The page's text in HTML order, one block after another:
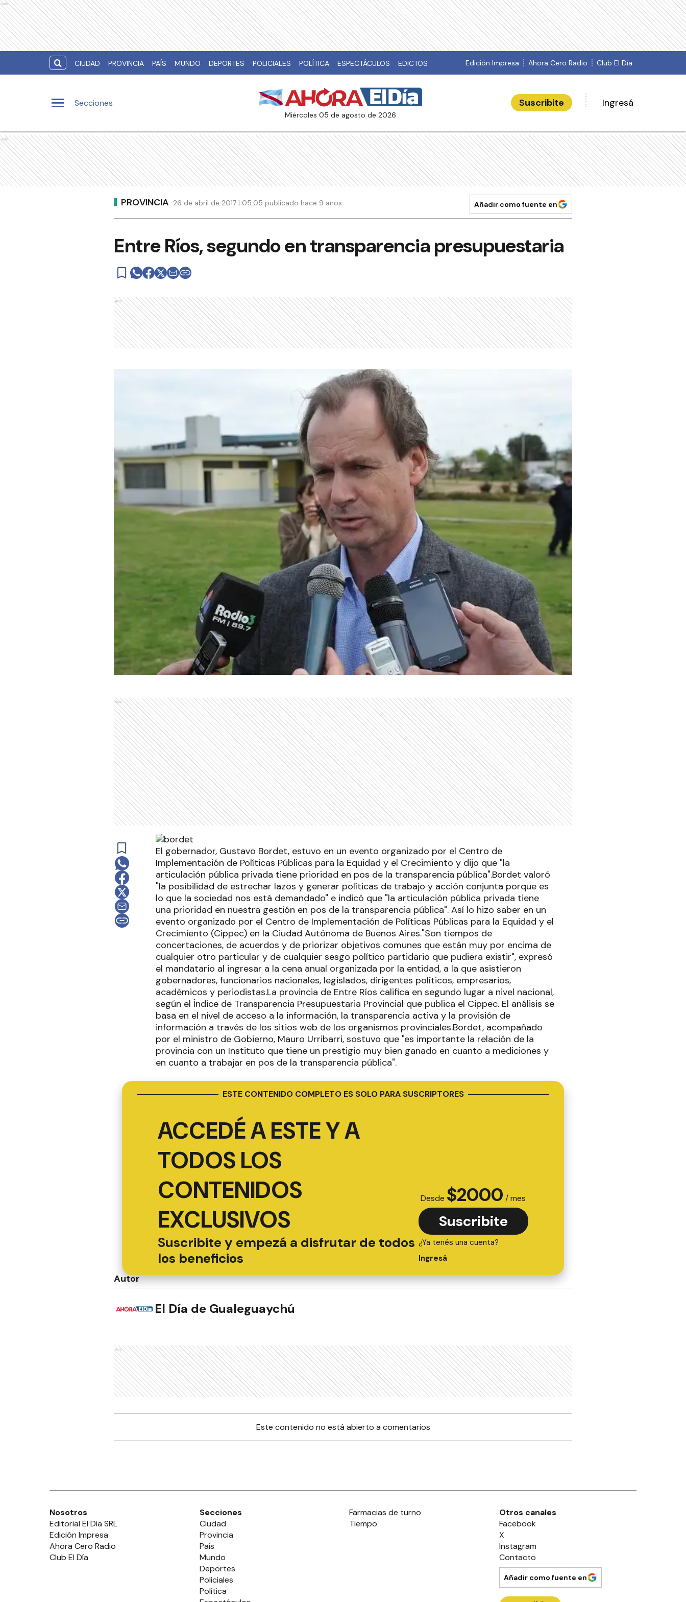
Ads
CIUDAD PROVINCIA PAÍS MUNDO DEPORTES POLICIALES POLÍTICA ESPECTÁCULOS EDICTOS Edición Impresa Ahora Cero Radio Club El Día
Secciones
miércoles 05 de agosto de 2026
Suscribite Ingresá
Ads
PROVINCIA 26 de abril de 2017 | 05:05 publicado hace 9 años Añadir como fuente en
Entre Ríos, segundo en transparencia presupuestaria
Ads
Ads
El gobernador, Gustavo Bordet, estuvo en un evento organizado por el Centro de
Implementación de Políticas Públicas para la Equidad y el Crecimiento y dijo que "la
articulación pública privada tiene prioridad en pos de la transparencia pública".Bordet valoró
"la posibilidad de estrechar lazos y generar políticas de trabajo y acción conjunta porque es
lo que la sociedad nos está demandado" e indicó que "la articulación pública privada tiene
una prioridad en nuestra gestión en pos de la transparencia pública". Así lo hizo saber en un
evento organizado por el Centro de Implementación de Políticas Públicas para la Equidad y el
Crecimiento (Cippec) en la Ciudad Autónoma de Buenos Aires."Son tiempos de
concertaciones, de acuerdos y de priorizar objetivos comunes que están muy por encima de
cualquier otro particular y de cualquier sesgo político partidario que pudiera existir", expresó
el mandatario al ingresar a la cena anual organizada por la entidad, a la que asistieron
gobernadores, funcionarios nacionales, legislados, dirigentes políticos, empresarios,
académicos y periodistas.La provincia de Entre Ríos califica en segundo lugar a nivel nacional,
según el Índice de Transparencia Presupuestaria Provincial que publica el Cippec. El análisis se
basa en el nivel de acceso a la información, la transparencia activa y la provisión de
información a través de los sitios web de los organismos provinciales.Bordet, acompañado
por el ministro de Gobierno, Mauro Urribarri, sostuvo que "es importante la relación de la
provincia con un Instituto que tiene un prestigio muy bien ganado en cuanto a mediciones y
en cuanto a trabajar en pos de la transparencia pública".
ESTE CONTENIDO COMPLETO ES SOLO PARA SUSCRIPTORES
ACCEDÉ A ESTE Y A
TODOS LOS
CONTENIDOS
EXCLUSIVOS
Suscribite y empezá a disfrutar de todos
los beneficios
Desde $2000 / mes
Suscribite
¿Ya tenés una cuenta?
Ingresá
Autor
El Día de Gualeguaychú
Ads
Este contenido no está abierto a comentarios
Nosotros
Editorial El Dia SRL
Edición Impresa
Ahora Cero Radio
Club El Día
Secciones
Ciudad
Provincia
País
Mundo
Deportes
Policiales
Política
Farmacias de turno
Tiempo
Otros canales
Facebook
X
Instagram
Contacto
Añadir como fuente en